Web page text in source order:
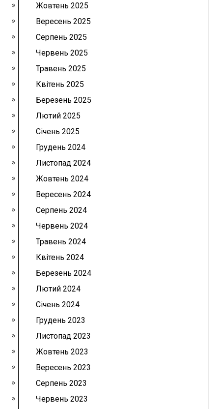
Жовтень 2025
Вересень 2025
Серпень 2025
Червень 2025
Травень 2025
Квітень 2025
Березень 2025
Лютий 2025
Січень 2025
Грудень 2024
Листопад 2024
Жовтень 2024
Вересень 2024
Серпень 2024
Червень 2024
Травень 2024
Квітень 2024
Березень 2024
Лютий 2024
Січень 2024
Грудень 2023
Листопад 2023
Жовтень 2023
Вересень 2023
Серпень 2023
Червень 2023